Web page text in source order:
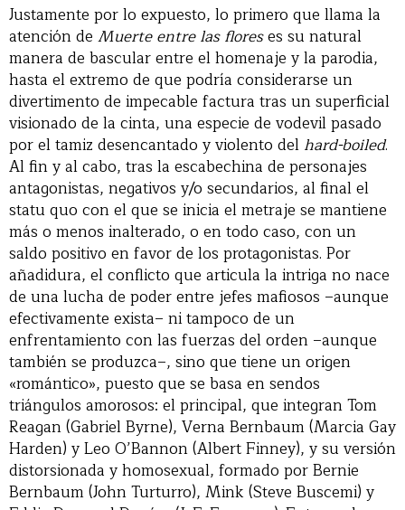
Justamente por lo expuesto, lo primero que llama la
atención de Muerte entre las floreses su natural
manera de bascular entre el homenaje y la parodia,
hasta el extremo de que podría considerarse un
divertimento de impecable factura tras un superficial
visionado de la cinta, una especie de vodevil pasado
por el tamiz desencantado y violento del hard-boiled.
Al fin y al cabo, tras la escabechina de personajes
antagonistas, negativos y/o secundarios, al final el
statu quo con el que se inicia el metraje se mantiene
más o menos inalterado, o en todo caso, con un
saldo positivo en favor de los protagonistas. Por
añadidura, el conflicto que articula la intriga no nace
de una lucha de poder entre jefes mafiosos –aunque
efectivamente exista– ni tampoco de un
enfrentamiento con las fuerzas del orden –aunque
también se produzca–, sino que tiene un origen
«romántico», puesto que se basa en sendos
triángulos amorosos: el principal, que integran Tom
Reagan (Gabriel Byrne), Verna Bernbaum (Marcia Gay
Harden) y Leo O’Bannon (Albert Finney), y su versión
distorsionada y homosexual, formado por Bernie
Bernbaum (John Turturro), Mink (Steve Buscemi) y